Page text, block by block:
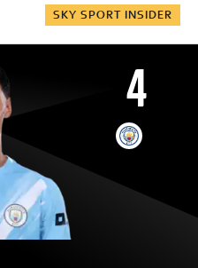
SKY SPORT INSIDER
4
Reijnders